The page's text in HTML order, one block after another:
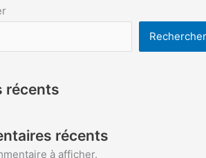
Rechercher
récents
récents
à afficher.